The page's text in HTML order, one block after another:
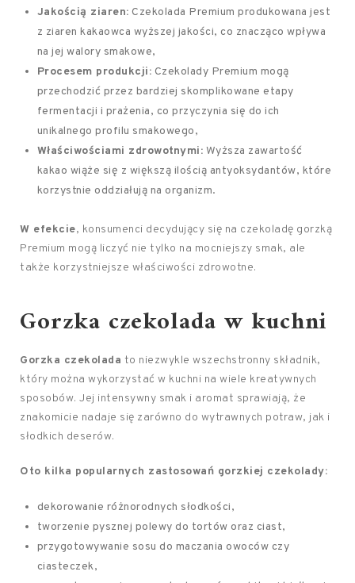
Jakością ziaren: Czekolada Premium produkowana jest
z ziaren kakaowca wyższej jakości, co znacząco wpływa
na jej walory smakowe,
Procesem produkcji: Czekolady Premium mogą
przechodzić przez bardziej skomplikowane etapy
fermentacji i prażenia, co przyczynia się do ich
unikalnego profilu smakowego,
Właściwościami zdrowotnymi: Wyższa zawartość
kakao wiąże się z większą ilością antyoksydantów, które
korzystnie oddziałują na organizm.
W efekcie, konsumenci decydujący się na czekoladę gorzką
Premium mogą liczyć nie tylko na mocniejszy smak, ale
także korzystniejsze właściwości zdrowotne.
Gorzka czekolada w kuchni
Gorzka czekolada to niezwykle wszechstronny składnik,
który można wykorzystać w kuchni na wiele kreatywnych
sposobów. Jej intensywny smak i aromat sprawiają, że
znakomicie nadaje się zarówno do wytrawnych potraw, jak i
słodkich deserów.
Oto kilka popularnych zastosowań gorzkiej czekolady:
dekorowanie różnorodnych słodkości,
tworzenie pysznej polewy do tortów oraz ciast,
przygotowywanie sosu do maczania owoców czy
ciasteczek,